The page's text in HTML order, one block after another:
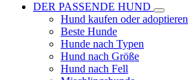
DER PASSENDE HUND
Hund kaufen oder adoptieren
Beste Hunde
Hunde nach Typen
Hund nach Größe
Hund nach Fell